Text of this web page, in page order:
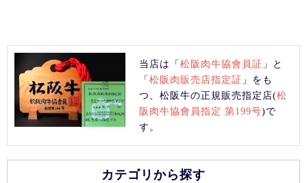
当店は「松阪肉牛協會員証 」と
「松阪肉販売店指定証 」をも
つ、松阪牛の正規販売指定店(松
阪肉牛協會員指定 第199号)で
す。
カテゴリから探す